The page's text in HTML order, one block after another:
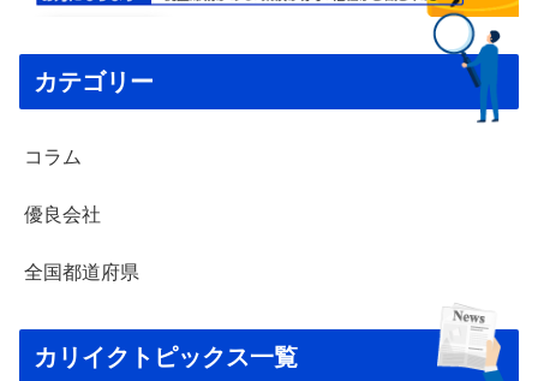
カテゴリー
コラム
優良会社
全国都道府県
カリイクトピックス一覧